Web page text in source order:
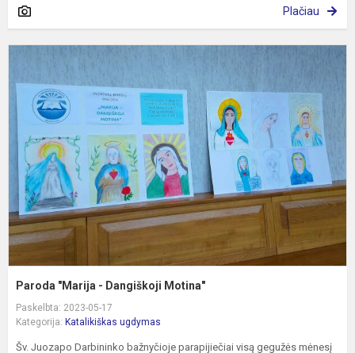
Plačiau
Paroda "Marija - Dangiškoji Motina"
Paskelbta: 2023-05-17
Kategorija: Katalikiškas ugdymas
Šv. Juozapo Darbininko bažnyčioje parapijiečiai visą gegužės mėnesį